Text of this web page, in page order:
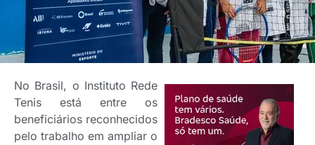
No Brasil, o Instituto Rede
Tenis está entre os
beneficiários reconhecidos
pelo trabalho em ampliar o